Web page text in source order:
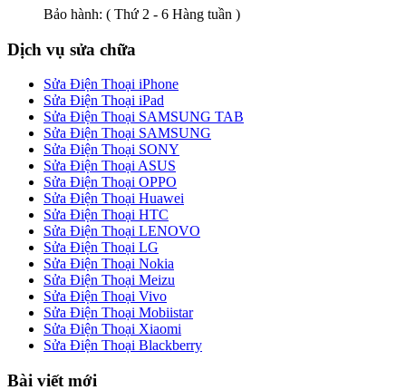
Bảo hành: ( Thứ 2 - 6 Hàng tuần )
Dịch vụ sửa chữa
Sửa Điện Thoại iPhone
Sửa Điện Thoại iPad
Sửa Điện Thoại SAMSUNG TAB
Sửa Điện Thoại SAMSUNG
Sửa Điện Thoại SONY
Sửa Điện Thoại ASUS
Sửa Điện Thoại OPPO
Sửa Điện Thoại Huawei
Sửa Điện Thoại HTC
Sửa Điện Thoại LENOVO
Sửa Điện Thoại LG
Sửa Điện Thoại Nokia
Sửa Điện Thoại Meizu
Sửa Điện Thoại Vivo
Sửa Điện Thoại Mobiistar
Sửa Điện Thoại Xiaomi
Sửa Điện Thoại Blackberry
Bài viết mới